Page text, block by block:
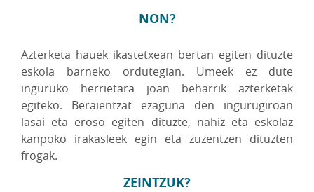
NON?
Azterketa hauek ikastetxean bertan egiten dituzte
eskola barneko ordutegian. Umeek ez dute
inguruko herrietara joan beharrik azterketak
egiteko. Beraientzat ezaguna den ingurugiroan
lasai eta eroso egiten dituzte, nahiz eta eskolaz
kanpoko irakasleek egin eta zuzentzen dituzten
frogak.
ZEINTZUK?